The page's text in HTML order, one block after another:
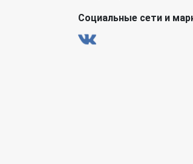
Социальные сети и